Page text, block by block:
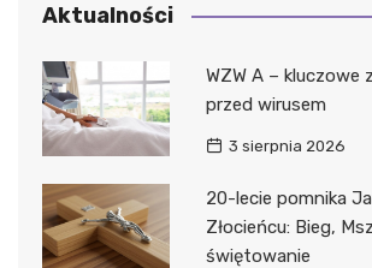
Aktualności
WZW A – kluczowe
przed wirusem
3 sierpnia 2026
20-lecie pomnika
Złocieńcu: Bieg,
świętowanie